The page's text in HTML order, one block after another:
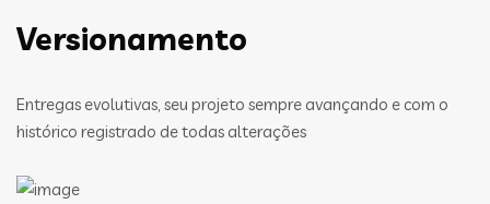
Versionamento
Entregas evolutivas, seu projeto sempre avançando e com o
histórico registrado de todas alterações